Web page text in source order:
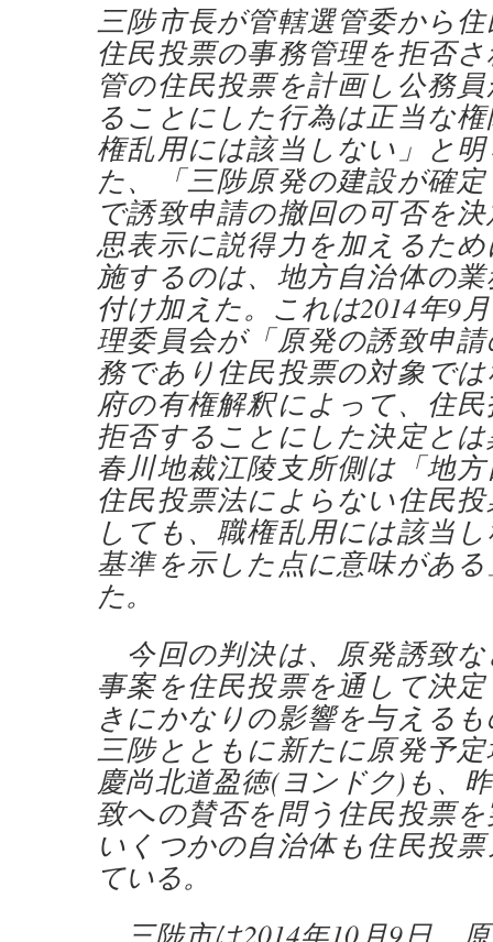
三陟市長が管轄選管委から
住民投票の事務管理を拒否
管の住民投票を計画し公務
ることにした行為は正当な
権乱用には該当しない」と
た、「三陟原発の建設が確
で誘致申請の撤回の可否を
思表示に説得力を加えるた
施するのは、地方自治体の
付け加えた。これは2014年9
理委員会が「原発の誘致申
務であり住民投票の対象で
府の有権解釈によって、住
拒否することにした決定と
春川地裁江陵支所側は「地
住民投票法によらない住民
しても、職権乱用には該当
基準を示した点に意味があ
た。
今回の判決は、原発誘致
事案を住民投票を通して決
きにかなりの影響を与える
三陟とともに新たに原発予
慶尚北道盈徳(ヨンドク)も、
致への賛否を問う住民投票
いくつかの自治体も住民投
ている。
三陟市は2014年10月9日、